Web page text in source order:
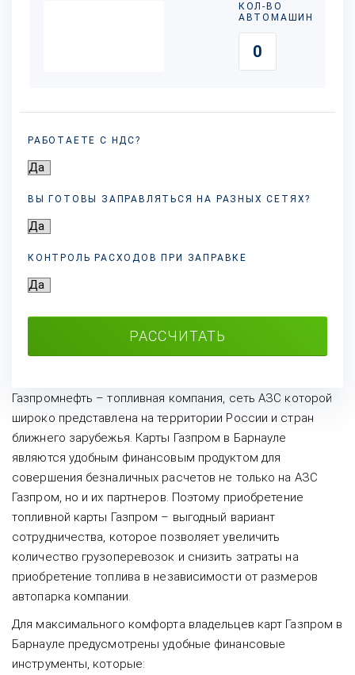
КОЛ-ВО
АВТОМАШИН
РАБОТАЕТЕ С НДС?
ВЫ ГОТОВЫ ЗАПРАВЛЯТЬСЯ НА РАЗНЫХСЕТЯХ?
КОНТРОЛЬ РАСХОДОВ ПРИ ЗАПРАВКЕ
РАССЧИТАТЬ
Газпромнефть – топливная компания, сеть АЗС которой
широко представлена на территории России и стран
ближнего зарубежья. Карты Газпром в Барнауле
являются удобным финансовым продуктом для
совершения безналичных расчетов не только на АЗС
Газпром, но и их партнеров. Поэтому приобретение
топливной карты Газпром – выгодный вариант
сотрудничества, которое позволяет увеличить
количество грузоперевозок и снизить затраты на
приобретение топлива в независимости от размеров
автопарка компании.
Для максимального комфорта владельцев карт Газпром в
Барнауле предусмотрены удобные финансовые
инструменты, которые: